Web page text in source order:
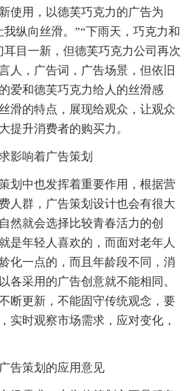
使用，以德芙巧克力的广告为
纵向丝滑。”“下雨天，巧克力和
目一新，但德芙巧克力公司再次
人，广告词，广告场景，但依旧
爱和德芙巧克力给人的丝滑感
滑的特点，展现给观众，让观众
提升消费者的购买力。
响着广告策划
中也发挥着重要作用，根据营
人群，广告策划设计也会有很大
然就会选择比较青春活力的创
是年轻人喜欢的，而面对老年人
化一点的，而且年龄段不同，消
各采用的广告创意就不能相同。
断更新，不能固守传统观念，要
实时观察市场需求，应对变化，
策划的应用意见